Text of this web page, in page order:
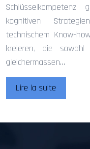
kognitiven
technischem Know-
kreieren, die
gleichermassen…
Lire la suite